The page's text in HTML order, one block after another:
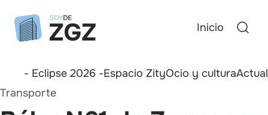
Inicio
- Eclipse 2026 -Espacio ZityOcio y cultura
Transporte